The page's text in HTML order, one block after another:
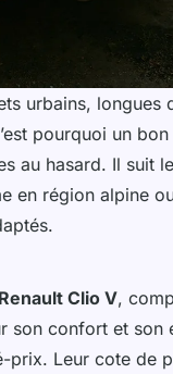
urbains, longues
pourquoi un
au hasard. Il suit
en région alpine
Renault Clio V,
son confort et son
Leur cote de